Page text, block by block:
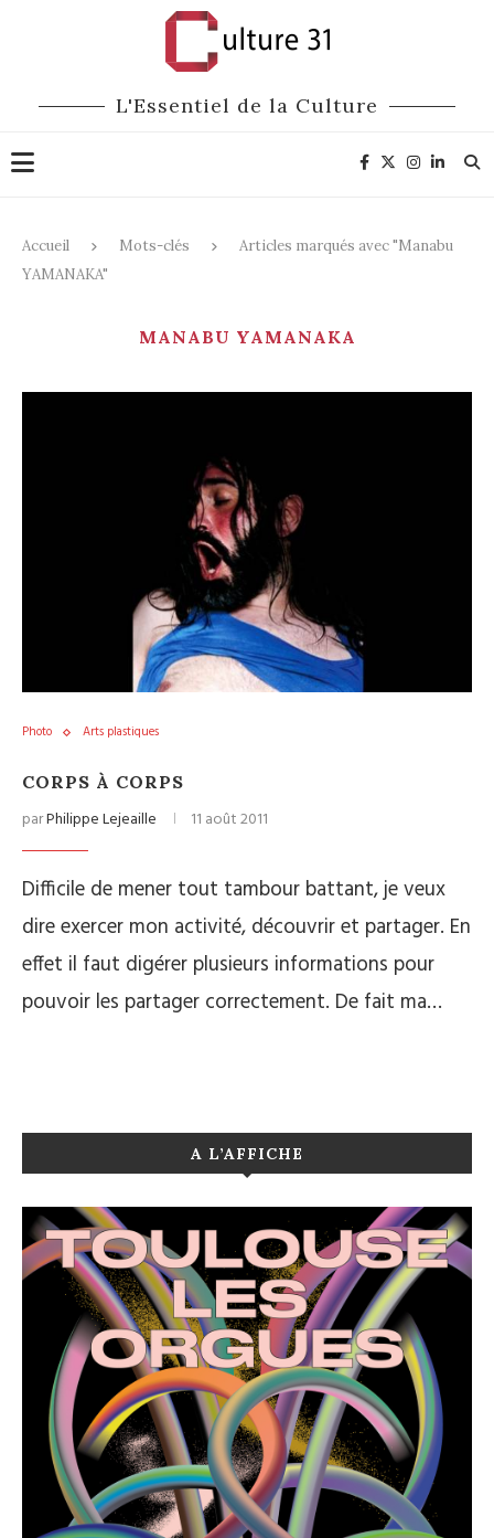
L'Essentiel de la Culture
Accueil Mots-clés
Articles marqués avec "Manabu
YAMANAKA"
MANABU YAMANAKA
Photo Arts plastiques
CORPS À CORPS
parPhilippe Lejeaille 11 août 2011
Difficile de mener tout tambour battant, je veux
dire exercer mon activité, découvrir et partager. En
effet il faut digérer plusieurs informations pour
pouvoir les partager correctement. De fait ma…
A L’AFFICHE